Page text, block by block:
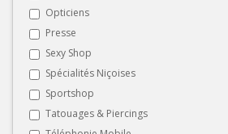
Opticiens
Presse
Sexy Shop
Spécialités Niçoises
Sportshop
Tatouages & Piercings